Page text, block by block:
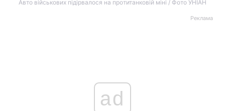
Авто військових підірвалося на протитанковій міні / Фото УНІАН
Реклама
ad